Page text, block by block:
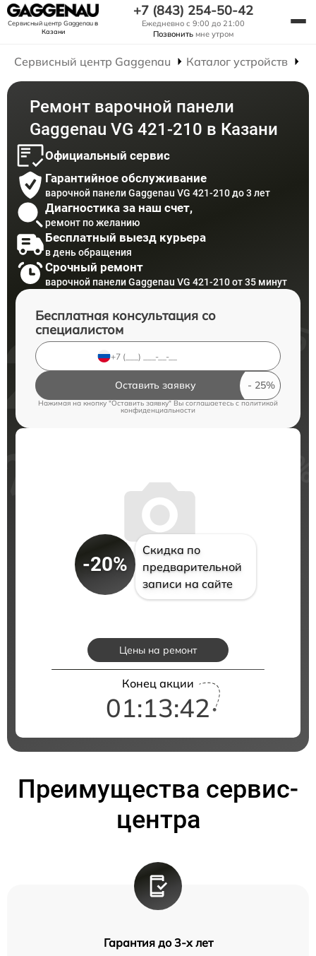
Сервисный центр Gaggenauв
Казани
+7 (843) 254-50-42
Ежедневно с 9:00 до 21:00
Позвонить мне утром
Сервисный центр Gaggenau Каталог устройств
Ремонт варочной панели
Gaggenau VG 421-210 в Казани
Официальный сервис
Гарантийное обслуживание
варочной панели Gaggenau VG 421-210 до 3 лет
Диагностика за наш счет,
ремонт по желанию
Бесплатный выезд курьера
в день обращения
Срочный ремонт
варочной панели Gaggenau VG 421-210 от 35 минут
Бесплатная консультация со
специалистом
Оставить заявку
Нажимая на кнопку "Оставить заявку" Вы соглашаетесь cполитикой
конфиденциальности
-20%
Скидка по
предварительной
записи на сайте
Цены на ремонт
Конец акции
01:13:41
Преимущества сервис-
центра
Гарантия до 3-х лет